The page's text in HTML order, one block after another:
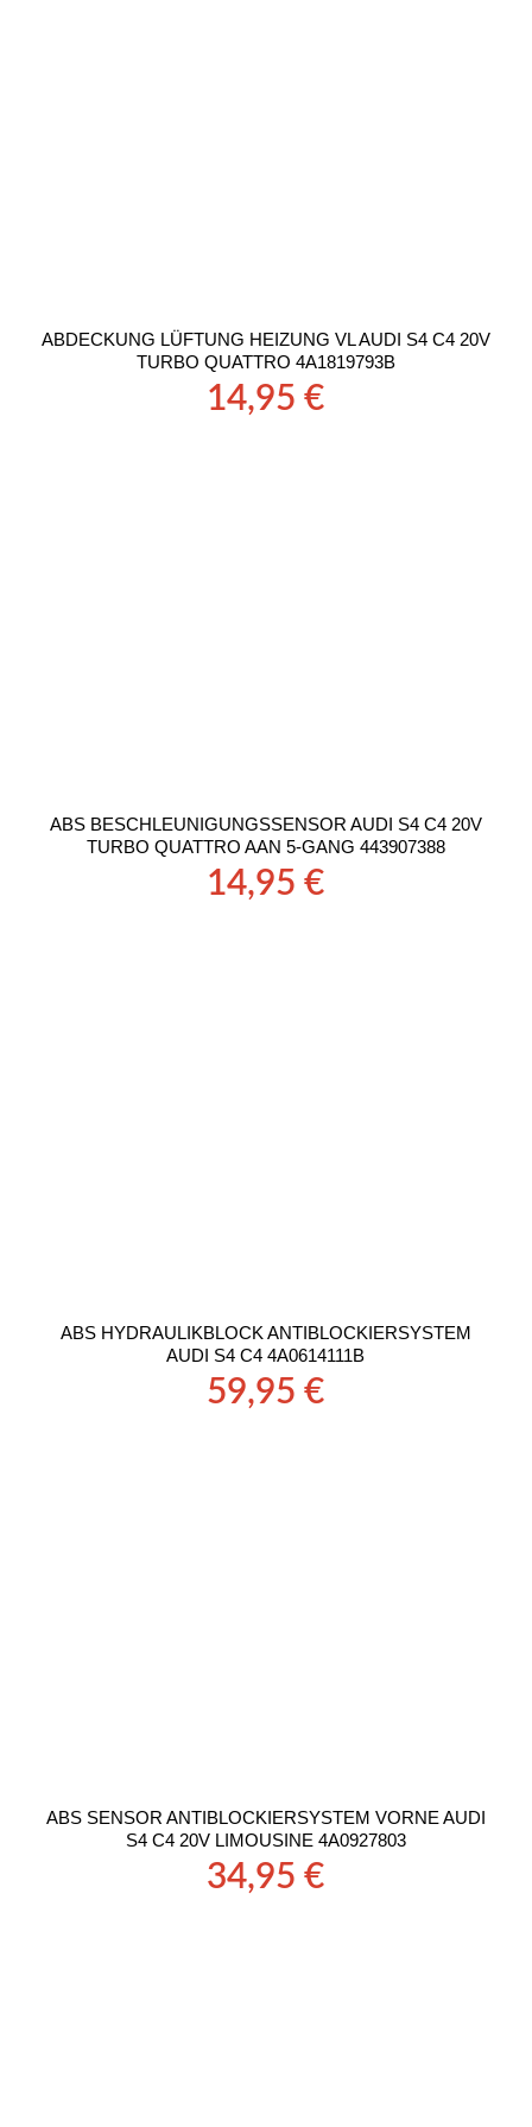
ABDECKUNG LÜFTUNG HEIZUNG VL AUDI S4 C4 20V
TURBO QUATTRO 4A1819793B
14,95€
ABS BESCHLEUNIGUNGSSENSOR AUDI S4 C4 20V
TURBO QUATTRO AAN 5-GANG 443907388
14,95€
ABS HYDRAULIKBLOCK ANTIBLOCKIERSYSTEM
AUDI S4 C4 4A0614111B
59,95€
ABS SENSOR ANTIBLOCKIERSYSTEM VORNE AUDI
S4 C4 20V LIMOUSINE 4A0927803
34,95€